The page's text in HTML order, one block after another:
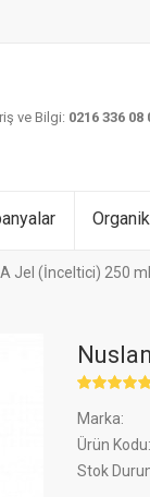
ve Bilgi: 0216 336 08
Jel (İnceltici) 250 ml
Marka:
Ürün Kodu:
Stok